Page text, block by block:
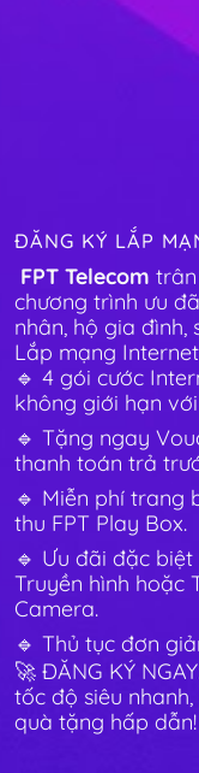
ĐĂNG KÝ LẮP
FPT Telecom
chương trình ưu
nhân, hộ gia đình,
Lắp mạng
🔹 4 gói cước
không giới hạn
🔹 Tặng ngay
thanh toán trả
🔹 Miễn phí trang
thu FPT Play Box.
🔹 Ưu đãi đặc
Truyền hình hoặc
Camera.
🔹 Thủ tục đơn
🚀 ĐĂNG KÝ
tốc độ siêu
quà tặng hấp dẫn!